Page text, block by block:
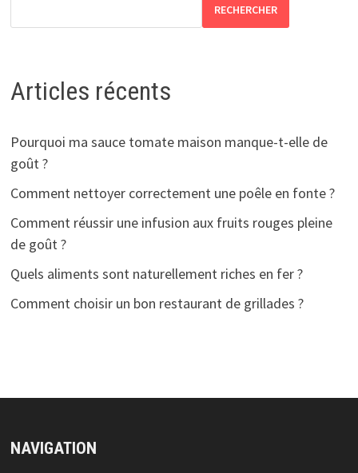
RECHERCHER
Articles récents
Pourquoi ma sauce tomate maison manque-t-elle de
goût ?
Comment nettoyer correctement une poêle en fonte ?
Comment réussir une infusion aux fruits rouges pleine
de goût ?
Quels aliments sont naturellement riches en fer ?
Comment choisir un bon restaurant de grillades ?
NAVIGATION